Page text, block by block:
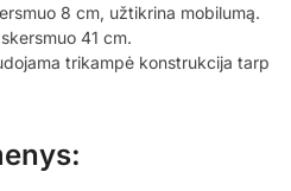
8 cm, užtikrina mobilumą.
41 cm.
trikampė konstrukcija tarp